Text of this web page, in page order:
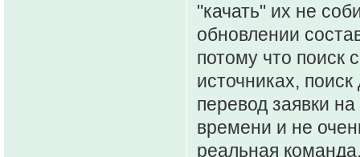
"качать" их не
обновлении
потому что поиск
источниках,
перевод заявки
времени и не
реальная